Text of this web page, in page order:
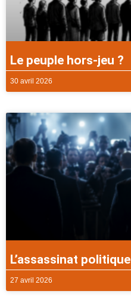
Le peuple hors-jeu ?
30 avril 2026
L’assassinat
27 avril 2026